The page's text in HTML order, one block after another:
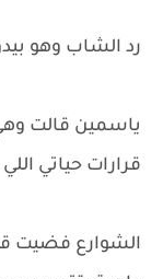
رد الشاب وهو
ياسمين قالت
قرارات حياتي
الشوارع فضيت